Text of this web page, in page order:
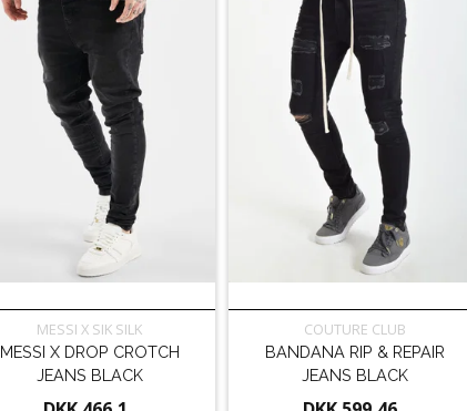
MESSI X SIK SILK
MESSI X DROP CROTCH
JEANS BLACK
COUTURE CLUB
BANDANA RIP & REPAIR
JEANS BLACK